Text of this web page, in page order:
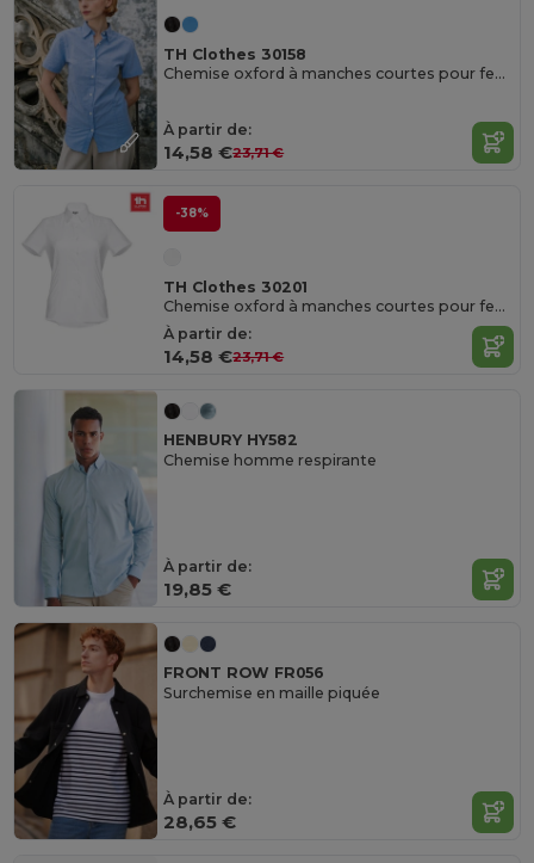
TH Clothes 30158
Chemise oxford à manches courtes pour femmes
À partir de:
14,58 €23,71 €
-38%
TH Clothes 30201
Chemise oxford à manches courtes pour femmes. Couleur blanche
À partir de:
14,58 €23,71 €
HENBURY HY582
Chemise homme respirante
À partir de:
19,85 €
FRONT ROW FR056
Surchemise en maille piquée
À partir de:
28,65 €